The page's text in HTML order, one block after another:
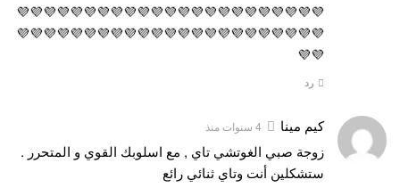
💜💜💜💜💜💜💜💜💜💜💜💜💜💜💜💜💜💜💜💜💜💜💜
💜💜💜💜💜💜💜💜💜💜💜💜💜💜💜💜💜💜💜💜💜💜💜
💜💜
رد
كيم مينا 4 سنوات منذ
زوجة صبي الغوتشي تاي , مع اسلوبك القوي و المتحرر .
ستشكلين أنت وتاي ثنائي رائع